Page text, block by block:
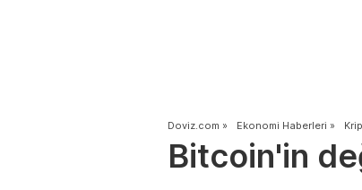
Doviz.com » Ekonomi Haberleri »
Bitcoin'in